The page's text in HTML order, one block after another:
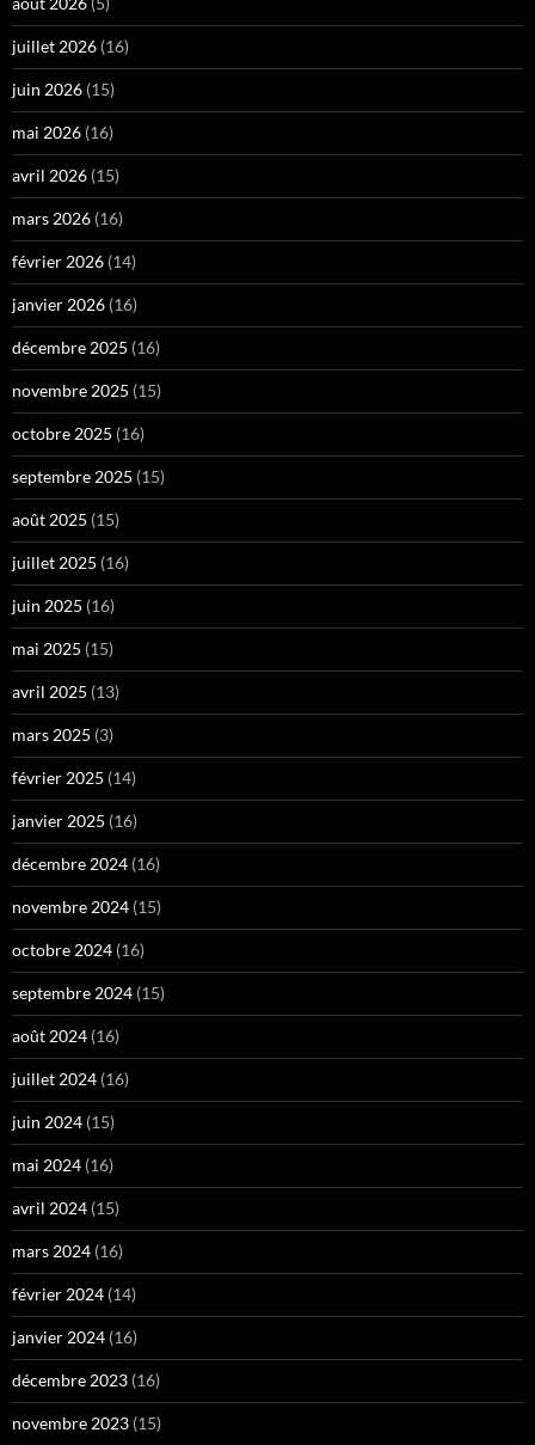
juillet 2026 (16)
juin 2026 (15)
mai 2026 (16)
avril 2026 (15)
mars 2026 (16)
février 2026 (14)
janvier 2026 (16)
décembre 2025 (16)
novembre 2025 (15)
octobre 2025 (16)
septembre 2025 (15)
août 2025 (15)
juillet 2025 (16)
juin 2025 (16)
mai 2025 (15)
avril 2025 (13)
mars 2025 (3)
février 2025 (14)
janvier 2025 (16)
décembre 2024 (16)
novembre 2024 (15)
octobre 2024 (16)
septembre 2024 (15)
août 2024 (16)
juillet 2024 (16)
juin 2024 (15)
mai 2024 (16)
avril 2024 (15)
mars 2024 (16)
février 2024 (14)
janvier 2024 (16)
décembre 2023 (16)
novembre 2023 (15)